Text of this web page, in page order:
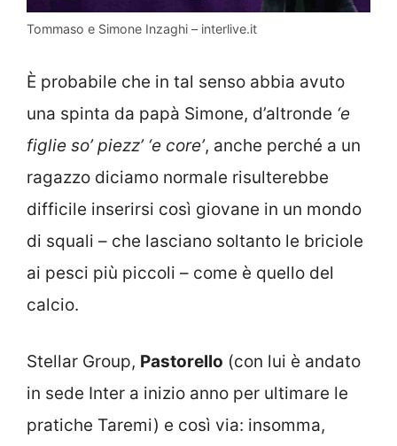
Tommaso e Simone Inzaghi – interlive.it
È probabile che in tal senso abbia avuto
una spinta da papà Simone, d’altronde ‘e
figlie so’ piezz’ ‘e core’, anche perché a un
ragazzo diciamo normale risulterebbe
difficile inserirsi così giovane in un mondo
di squali – che lasciano soltanto le briciole
ai pesci più piccoli – come è quello del
calcio.
Stellar Group, Pastorello (con lui è andato
in sede Inter a inizio anno per ultimare le
pratiche Taremi) e così via: insomma,